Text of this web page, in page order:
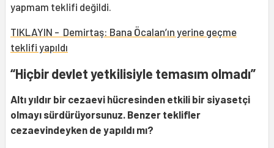
yapmam teklifi değildi.
TIKLAYIN - Demirtaş: Bana Öcalan’ın yerine geçme
teklifi yapıldı
“Hiçbir devlet yetkilisiyle temasım olmadı”
Altı yıldır bir cezaevi hücresinden etkili bir siyasetçi
olmayı sürdürüyorsunuz. Benzer teklifler
cezaevindeyken de yapıldı mı?